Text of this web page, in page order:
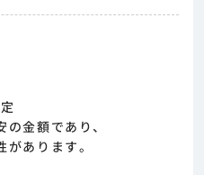
金額であり、
あります。